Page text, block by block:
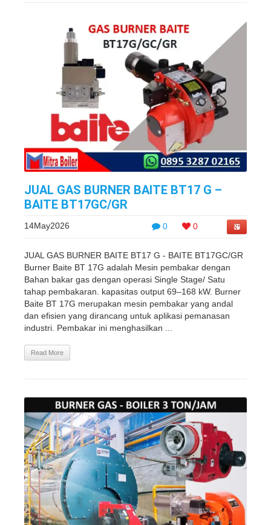
JUAL GAS BURNER BAITE BT17 G –
BAITE BT17GC/GR
0 0
14May2026
JUAL GAS BURNER BAITE BT17 G - BAITE BT17GC/GR
Burner Baite BT 17G adalah Mesin pembakar dengan
Bahan bakar gas dengan operasi Single Stage/ Satu
tahap pembakaran. kapasitas output 69–168 kW. Burner
Baite BT 17G merupakan mesin pembakar yang andal
dan efisien yang dirancang untuk aplikasi pemanasan
industri. Pembakar ini menghasilkan ...
Read More